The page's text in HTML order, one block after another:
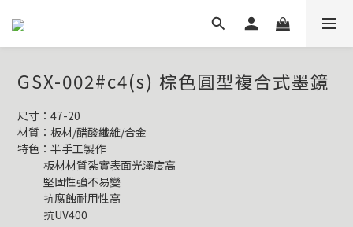
GSX-002#c4(s) 棕色圓型複合式墨鏡
尺寸：47-20
材質：板材/醋酸纖維/合金
特色：半手工製作
           板材材質紮實表面光澤度高
           堅固性強不易變
           抗腐蝕耐用性高
           抗UV400